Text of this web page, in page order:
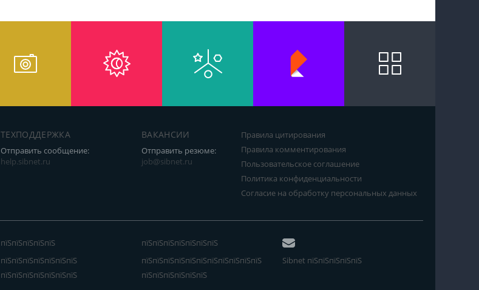
ТЕХПОДДЕРЖКА
Отправить сообщение:
help.sibnet.ru
ВАКАНСИИ
Отправить резюме:
job@sibnet.ru
Правила цитирования
Правила комментирования
Пользовательское соглашение
Политика конфиденциальности
Согласие на обработку персональных данных
пїЅпїЅпїЅпїЅпїЅ
пїЅпїЅпїЅпїЅпїЅпїЅпїЅ
пїЅпїЅпїЅпїЅпїЅпїЅпїЅ
пїЅпїЅпїЅпїЅпїЅпїЅпїЅ
пїЅпїЅпїЅпїЅпїЅпїЅпїЅпїЅпїЅпїЅпїЅ
пїЅпїЅпїЅпїЅпїЅпїЅ
Sibnet пїЅпїЅпїЅпїЅпїЅ